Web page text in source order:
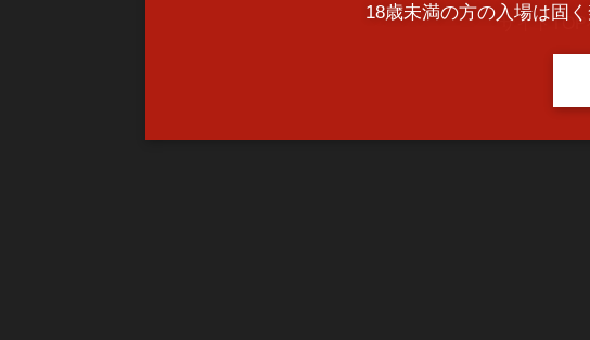
サイト
18歳未満の方の入場は固